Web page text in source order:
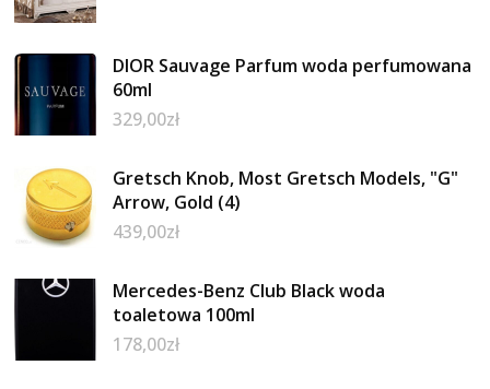
DIOR Sauvage Parfum woda perfumowana
60ml
329,00zł
Gretsch Knob, Most Gretsch Models, "G"
Arrow, Gold (4)
439,00zł
Mercedes-Benz Club Black woda
toaletowa 100ml
178,00zł